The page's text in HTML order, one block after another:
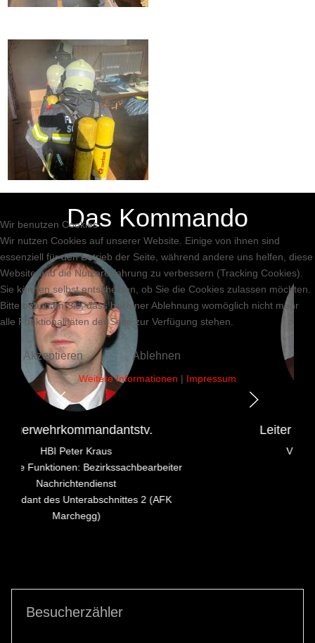
Das Kommando
Leiter d. Verwaltungsdienstes
V Ing. Michael Holzbauer
Besucherzähler
Wir benutzen Cookies
Wir nutzen Cookies auf unserer Website. Einige von ihnen sind
essenziell für den Betrieb der Seite, während andere uns helfen, diese
Website und die Nutzererfahrung zu verbessern (Tracking Cookies).
Sie können selbst entscheiden, ob Sie die Cookies zulassen möchten.
Bitte beachten Sie, dass bei einer Ablehnung womöglich nicht mehr
alle Funktionalitäten der Seite zur Verfügung stehen.
Akzeptieren Ablehnen
Weitere Informationen | Impressum